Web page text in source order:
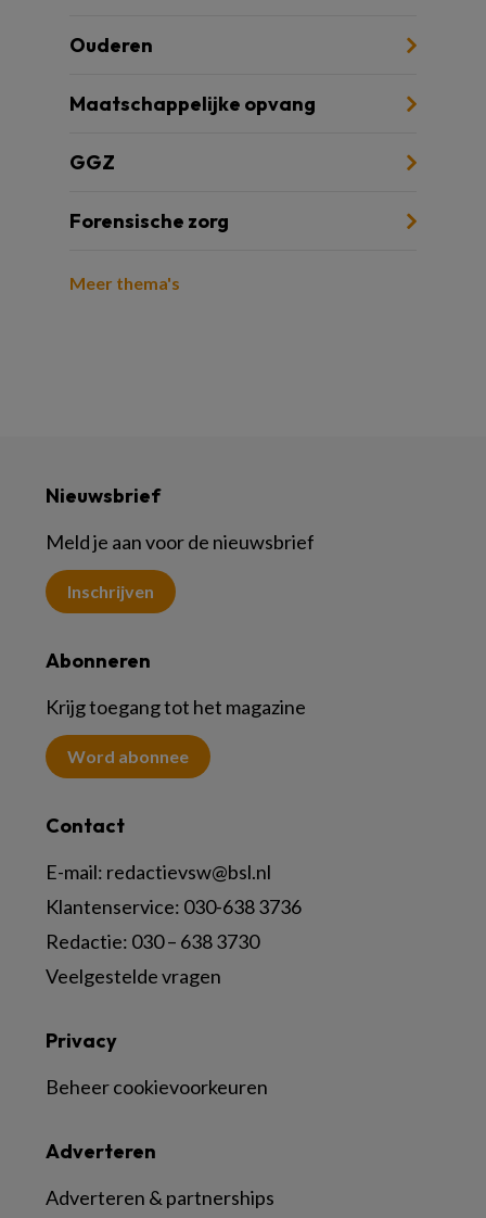
Ouderen
Maatschappelijke opvang
GGZ
Forensische zorg
Meer thema's
Nieuwsbrief
Meld je aan voor de nieuwsbrief
Inschrijven
Abonneren
Krijg toegang tot het magazine
Word abonnee
Contact
E-mail: redactievsw@bsl.nl
Klantenservice: 030-638 3736
Redactie: 030 – 638 3730
Veelgestelde vragen
Adverteren
Adverteren & partnerships
Privacy
Beheer cookievoorkeuren